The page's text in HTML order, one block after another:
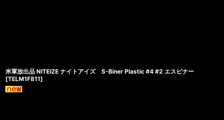
米軍放出品 NITEIZE ナイトアイズ S-Biner Plastic #4 #2 エスビナー
[TELM1F811]